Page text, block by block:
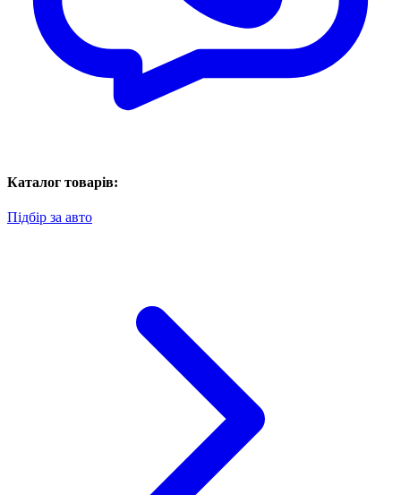
Каталог товарів:
Підбір за авто